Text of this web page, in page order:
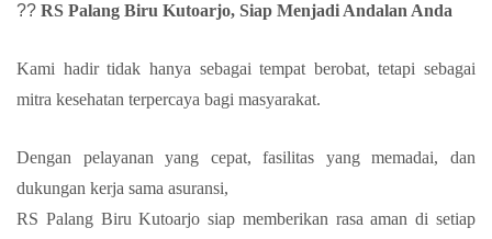
?? RS Palang Biru Kutoarjo, Siap Menjadi Andalan Anda
Kami hadir tidak hanya sebagai tempat berobat, tetapi sebagai
mitra kesehatan terpercaya bagi masyarakat.
Dengan pelayanan yang cepat, fasilitas yang memadai, dan
dukungan kerja sama asuransi,
RS Palang Biru Kutoarjo siap memberikan rasa aman di setiap